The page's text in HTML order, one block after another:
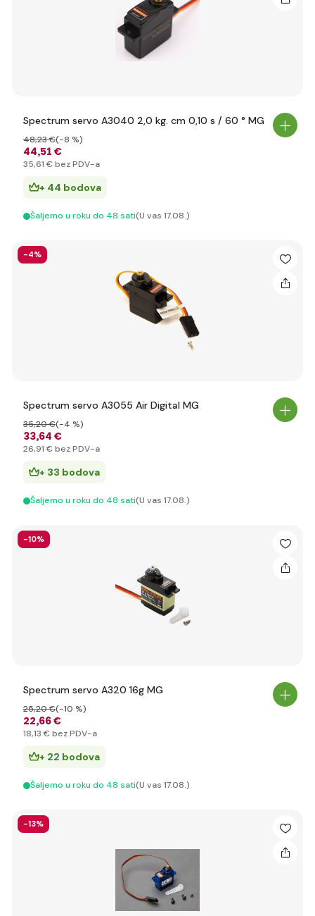
Spectrum servo A3040 2,0 kg. cm 0,10 s / 60 ° MG
44,51 €
48,23 €(-8 %)
35,61 € bez PDV-a
+ 44 bodova
Šaljemo u roku do 48 sati(U vas 17.08.)
-4%
Spectrum servo A3055 Air Digital MG
33,64 €
35,20 €(-4 %)
26,91 € bez PDV-a
+ 33 bodova
Šaljemo u roku do 48 sati(U vas 17.08.)
-10%
Spectrum servo A320 16g MG
22,66 €
25,20 €(-10 %)
18,13 € bez PDV-a
+ 22 bodova
Šaljemo u roku do 48 sati(U vas 17.08.)
-13%